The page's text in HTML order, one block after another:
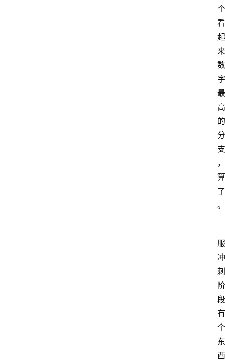
个
看
起
来
数
字
最
高
的
分
支
，
算
了
。
服
冲
刺
阶
段
有
个
东
西